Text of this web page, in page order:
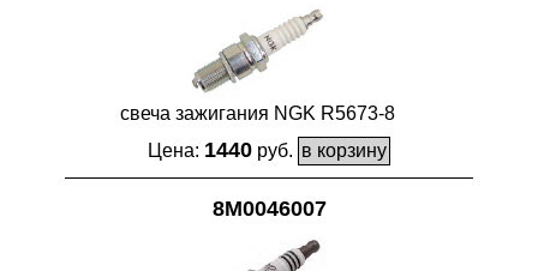
свеча зажигания NGK R5673-8
Цена: 1440 руб.
8M0046007